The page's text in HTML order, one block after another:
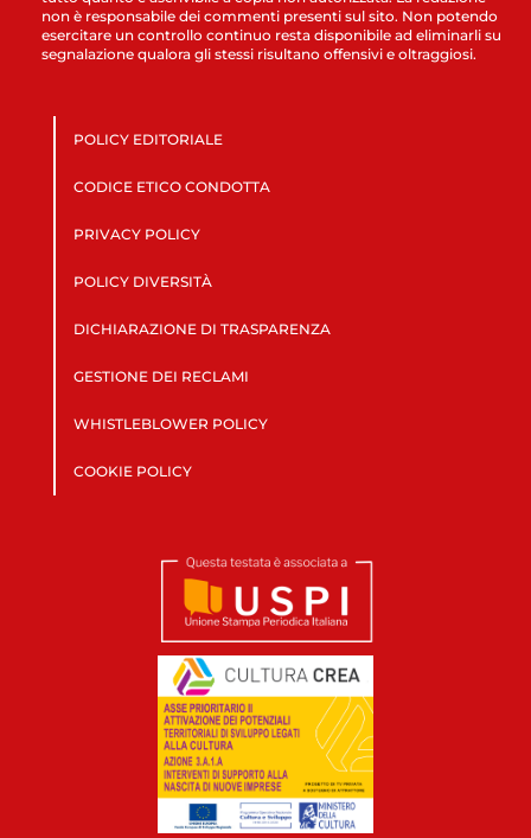
non è responsabile dei commenti presenti sul sito. Non potendo
esercitare un controllo continuo resta disponibile ad eliminarli su
segnalazione qualora gli stessi risultano offensivi e oltraggiosi.
POLICY EDITORIALE
CODICE ETICO CONDOTTA
PRIVACY POLICY
POLICY DIVERSITÀ
DICHIARAZIONE DI TRASPARENZA
GESTIONE DEI RECLAMI
WHISTLEBLOWER POLICY
COOKIE POLICY